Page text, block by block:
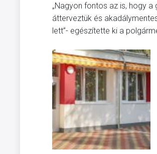
„Nagyon fontos az is, hogy
átterveztük és
lett”- egészítette ki a